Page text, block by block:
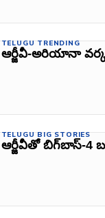
TELUGU TRENDING
ఆర్జీవీ-అరియానా
TELUGU BIG STORIES
ఆర్జీవీతో బిగ్‌బాస్‌-4